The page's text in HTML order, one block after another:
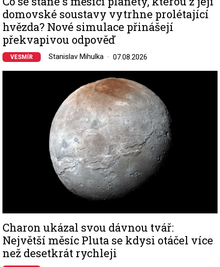
domovské soustavy vytrhne prolétající
hvězda? Nové simulace přinášejí
překvapivou odpověď
VESMÍR Stanislav Mihulka 07.08.2026
Charon ukázal svou dávnou tvář:
Největší měsíc Pluta se kdysi otáčel více
než desetkrát rychleji